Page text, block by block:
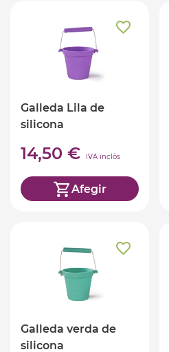
Galleda Lila de
silicona
14,50 € IVA inclòs
Afegir
Galleda verda de
silicona